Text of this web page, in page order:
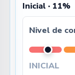
Inicial · 11%
Nivel de
INICIAL